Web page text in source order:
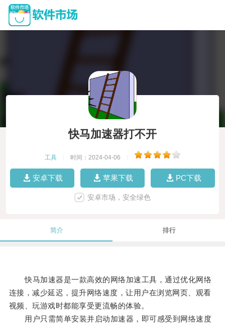
快马加速器打不开
工具 时间：2024-04-06
安卓下载 苹果下载 PC下载
安卓市场，安全绿色
简介 排行
快马加速器是一款高效的网络加速工具，通过优化网络
连接，减少延迟，提升网络速度，让用户在浏览网页、观看
视频、玩游戏时都能享受更流畅的体验。
用户只需简单安装并启动加速器，即可感受到网络速度